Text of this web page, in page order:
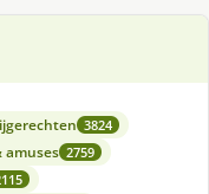
3824
amuses 2759